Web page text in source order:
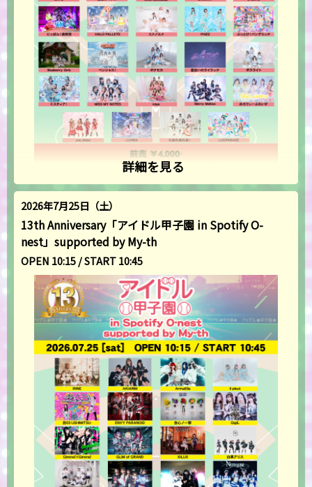
詳細を見る
2026年7月25日（土）
13th Anniversary「アイドル甲子園 in Spotify O-
nest」supported by My-th
OPEN 10:15 / START 10:45